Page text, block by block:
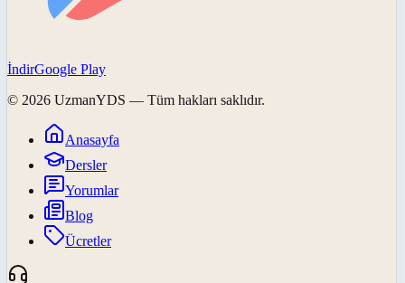
İndirGoogle Play
© 2026 UzmanYDS — Tüm hakları saklıdır.
Anasayfa
Dersler
Yorumlar
Blog
Ücretler